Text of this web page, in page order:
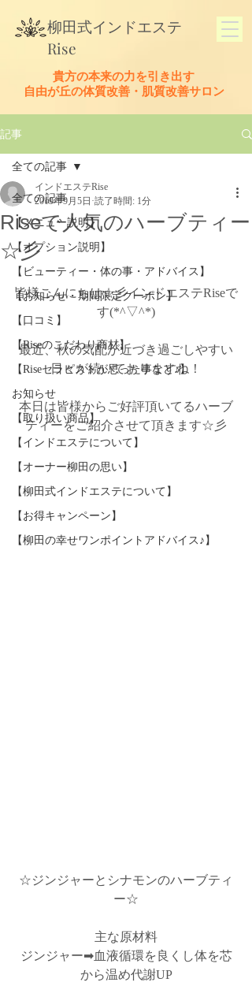
貴方の本来の力を引き出す
​自由が丘の体質改善・肌質改善サロン
​柳田式インドエステ
Rise
記事
全ての記事
【メニュー説明】
【オプション説明】
【ビューティー・体の事・アドバイス】
【お知らせ・期間限定クーポン】
【口コミ】
【Riseのこだわり商材】
【Riseセラピストが思った事など♪】
お知らせ
【取り扱い商品】
【インドエステについて】
【オーナー柳田の思い】
【柳田式インドエステについて】
【お得キャンペーン】
【柳田の幸せワンポイントアドバイス♪】
全ての記事
Riseで人気のハーブティー
☆彡
インドエステRise
2019年9月5日 読了時間: 1分
皆様こんにちは☆彡インドエステRiseで
す(*^▽^*)
最近、秋の気配が近づき過ごしやすい
日々が続いておりますね！
本日は皆様からご好評頂いてるハーブ
ティーをご紹介させて頂きます☆彡
☆ジンジャーとシナモンのハーブティ
ー☆
主な原材料
ジンジャー➡血液循環を良くし体を芯
から温め代謝UP